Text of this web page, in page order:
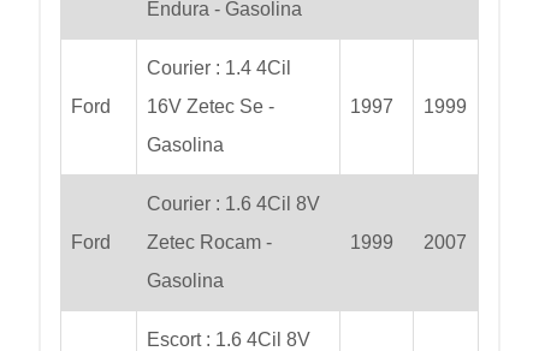
Endura - Gasolina
Ford
Courier : 1.4 4Cil
16V Zetec Se -
Gasolina
1997 1999
Ford
Courier : 1.6 4Cil 8V
Zetec Rocam -
Gasolina
1999 2007
Escort : 1.6 4Cil 8V